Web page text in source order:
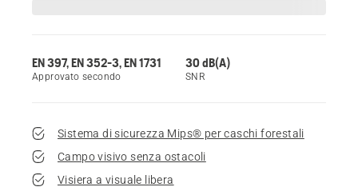
EN 397, EN 352-3, EN 1731
Approvato secondo
30 dB(A)
SNR
Sistema di sicurezza Mips® per caschi forestali
Campo visivo senza ostacoli
Visiera a visuale libera